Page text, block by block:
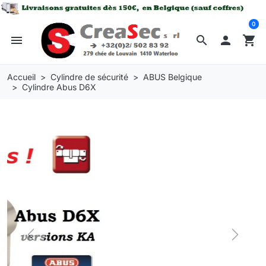
search
menu  shopping_cart
0
Accueil Cylindre de sécurité
ABUS Belgique
Cylindre Abus D6X
Previous Next